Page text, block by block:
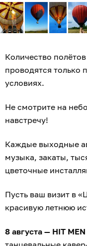
Количество
проводятся только
условиях.
Не смотрите на
навстречу!
Каждые выходные
музыка, закаты,
цветочные
Пусть ваш визит в
красивую летнюю
8 августа — HIT